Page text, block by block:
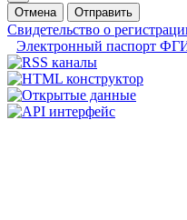
Отмена
Отправить
Свидетельство о
Электронный паспорт